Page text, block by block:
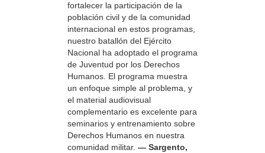
fortalecer la participación de la
población civil y de la comunidad
internacional en estos programas,
nuestro batallón del Ejército
Nacional ha adoptado el programa
de Juventud por los Derechos
Humanos. El programa muestra
un enfoque simple al problema, y
el material audiovisual
complementario es excelente para
seminarios y entrenamiento sobre
Derechos Humanos en nuestra
comunidad militar. — Sargento,